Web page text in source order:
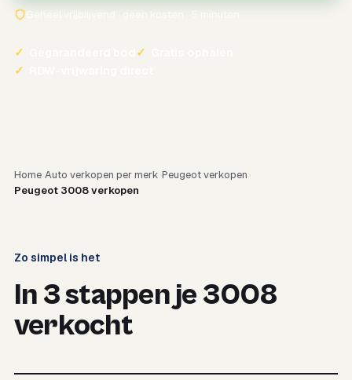
✓ ✓
✓
Home Auto verkopen per merk Peugeot verkopen
Peugeot 3008 verkopen
Zo simpel is het
In 3 stappen je 3008
verkocht